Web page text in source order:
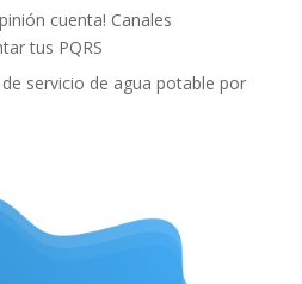
cuenta! Canales
tus PQRS
servicio de agua potable por